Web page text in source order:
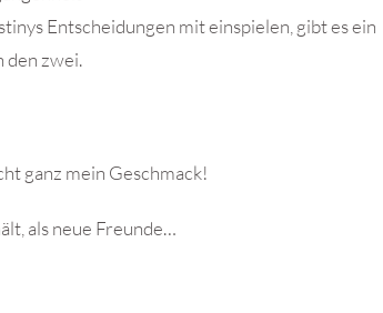
Entscheidungen mit einspielen, gibt es ein
den zwei.
ganz mein Geschmack!
als neue Freunde…